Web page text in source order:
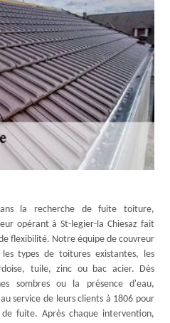
la recherche de fuite toiture,
opérant à St-legier-la Chiesaz fait
flexibilité. Notre équipe de couvreur
types de toitures existantes, les
tuile, zinc ou bac acier. Dès
sombres ou la présence d'eau,
service de leurs clients à 1806 pour
fuite. Après chaque intervention,